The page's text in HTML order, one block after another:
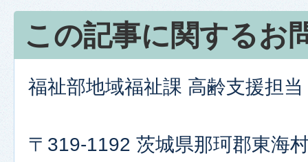
この記事に関するお
福祉部地域福祉課 高齢支援担当
〒319-1192 茨城県那珂郡東海